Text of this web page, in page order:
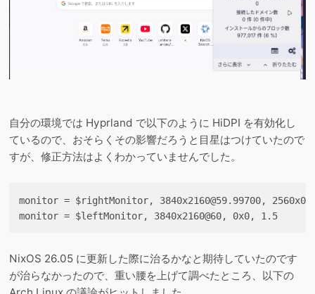
自分の環境では Hyprland で以下のように HiDPI を有効化し
ているので、おそらくその影響だろうと目星はつけていたので
すが、修正方法はよくわかっていませんでした。
monitor = $rightMonitor, 3840x2160@59.99700, 2560x0,
monitor = $leftMonitor, 3840x2160@60, 0x0, 1.5
NixOS 26.05 に更新した際に治るかなと期待していたのです
が治らなかったので、重い腰を上げて調べたところ、以下の